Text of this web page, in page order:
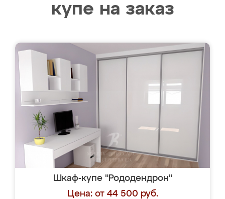
купе на заказ
Шкаф-купе "Рододендрон"
Цена: от 44 500 руб.